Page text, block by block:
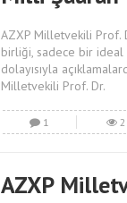
AZXP Milletvekili Prof.
birliği, sadece bir ideal
dolayısıyla
Milletvekili Prof. Dr.
1
AZXP